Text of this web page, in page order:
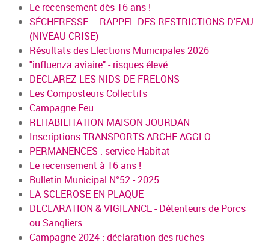
Le recensement dès 16 ans !
SÉCHERESSE – RAPPEL DES RESTRICTIONS D'EAU
(NIVEAU CRISE)
Résultats des Elections Municipales 2026
"influenza aviaire" - risques élevé
DECLAREZ LES NIDS DE FRELONS
Les Composteurs Collectifs
Campagne Feu
REHABILITATION MAISON JOURDAN
Inscriptions TRANSPORTS ARCHE AGGLO
PERMANENCES : service Habitat
Le recensement à 16 ans !
Bulletin Municipal N°52 - 2025
LA SCLEROSE EN PLAQUE
DECLARATION & VIGILANCE - Détenteurs de Porcs
ou Sangliers
Campagne 2024 : déclaration des ruches